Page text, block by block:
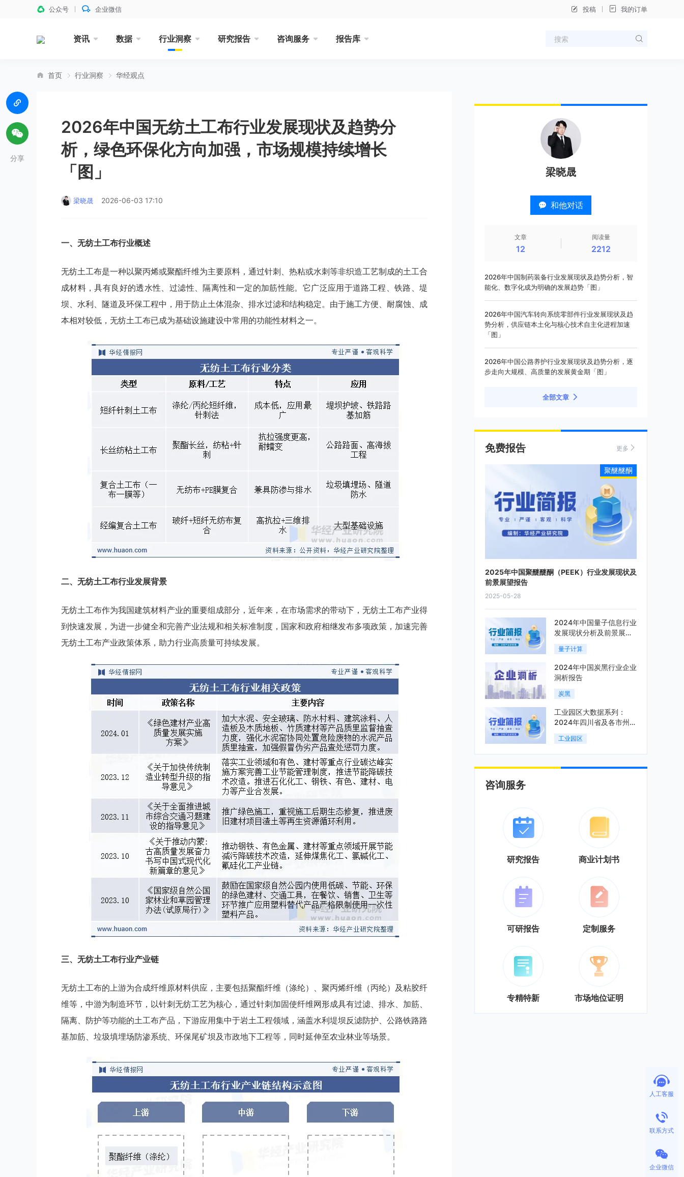
公众号 企业微信 投稿 我的订单
资讯 数据 行业洞察 研究报告 咨询服务 报告库
首页 行业洞察 华经观点
2026年中国无纺土工布行业发展现状及趋势分
析，绿色环保化方向加强，市场规模持续增长
「图」
梁晓晟 2026-06-03 17:10
一、 无纺土工布行业概述
无纺土工布是一种以聚丙烯或聚酯纤维为主要原料，通过针刺、热粘或水刺等非织造工艺制成的土工合
成材料，具有良好的透水性、过滤性、隔离性和一定的加筋性能。它广泛应用于道路工程、铁路、堤
坝、水利、隧道及环保工程中，用于防止土体混杂、排水过滤和结构稳定。由于施工方便、耐腐蚀、成
本相对较低，无纺土工布已成为基础设施建设中常用的功能性材料之一。
二、 无纺土工布行业发展背景
无纺土工布作为我国建筑材料产业的重要组成部分，近年来，在市场需求的带动下，无纺土工布产业得
到快速发展，为进一步健全和完善产业法规和相关标准制度，国家和政府相继发布多项政策，加速完善
无纺土工布产业政策体系，助力行业高质量可持续发展。
三、 无纺土工布行业产业链
无纺土工布的上游为合成纤维原材料供应，主要包括聚酯纤维（涤纶）、聚丙烯纤维（丙纶）及粘胶纤
维等，中游为制造环节，以针刺无纺工艺为核心，通过针刺加固使纤维网形成具有过滤、排水、加筋、
隔离、防护等功能的土工布产品，下游应用集中于岩土工程领域，涵盖水利堤坝反滤防护、公路铁路路
基加筋、垃圾填埋场防渗系统、环保尾矿坝及市政地下工程等，同时延伸至农业林业等场景。
分享
梁晓晟
和他对话
文章
12
阅读量
2212
2026年中国制药装备行业发展现状及趋势分析，智
能化、数字化成为明确的发展趋势「图」
2026年中国汽车转向系统零部件行业发展现状及趋
势分析，供应链本土化与核心技术自主化进程加速
「图」
2026年中国公路养护行业发展现状及趋势分析，逐
步走向大规模、高质量的发展黄金期「图」
全部文章
免费报告 更多
2025年中国聚醚醚酮（PEEK）行业发展现状及
前景展望报告
2025-05-28
聚醚醚酮
2024年中国量子信息行业
发展现状分析及前景展望
报告
量子计算
2024年中国炭黑行业企业
洞析报告
炭黑
工业园区大数据系列：
2024年四川省及各市州工
业园区全景洞析报告
工业园区
咨询服务
研究报告 商业计划书
可研报告 定制服务
专精特新 市场地位证明
人工客服
联系方式
企业微信